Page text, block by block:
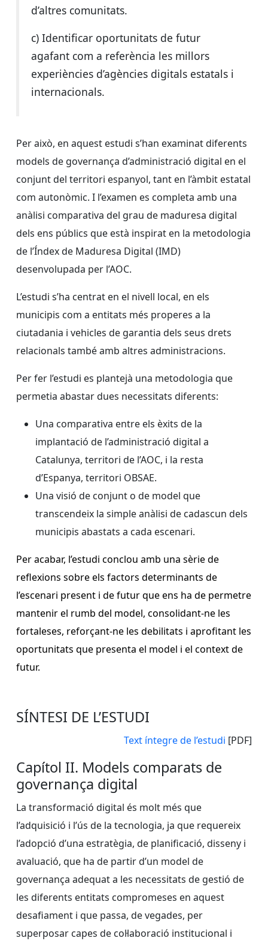
d’altres comunitats.
c) Identificar oportunitats de futur
agafant com a referència les millors
experiències d’agències digitals estatals i
internacionals.
Per això, en aquest estudi s’han examinat diferents
models de governança d’administració digital en el
conjunt del territori espanyol, tant en l’àmbit estatal
com autonòmic. I l’examen es completa amb una
anàlisi comparativa del grau de maduresa digital
dels ens públics que està inspirat en la metodologia
de l’Índex de Maduresa Digital (IMD)
desenvolupada per l’AOC.
L’estudi s’ha centrat en el nivell local, en els
municipis com a entitats més properes a la
ciutadania i vehicles de garantia dels seus drets
relacionals també amb altres administracions.
Per fer l’estudi es plantejà una metodologia que
permetia abastar dues necessitats diferents:
Una comparativa entre els èxits de la
implantació de l’administració digital a
Catalunya, territori de l’AOC, i la resta
d’Espanya, territori OBSAE.
Una visió de conjunt o de model que
transcendeix la simple anàlisi de cadascun dels
municipis abastats a cada escenari.
Per acabar, l’estudi conclou amb una sèrie de
reflexions sobre els factors determinants de
l’escenari present i de futur que ens ha de permetre
mantenir el rumb del model, consolidant-ne les
fortaleses, reforçant-ne les debilitats i aprofitant les
oportunitats que presenta el model i el context de
futur.
SÍNTESI DE L’ESTUDI
Text íntegre de l’estudi [PDF]
Capítol II. Models comparats de
governança digital
La transformació digital és molt més que
l’adquisició i l’ús de la tecnologia, ja que requereix
l’adopció d’una estratègia, de planificació, disseny i
avaluació, que ha de partir d’un model de
governança adequat a les necessitats de gestió de
les diferents entitats compromeses en aquest
desafiament i que passa, de vegades, per
superposar capes de col·laboració institucional i